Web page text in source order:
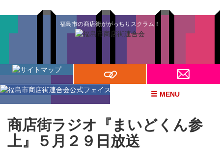
福島市の商店街ががっちりスクラム！
MENU
商店街ラジオ『まいどくん参
上』５月２９日放送